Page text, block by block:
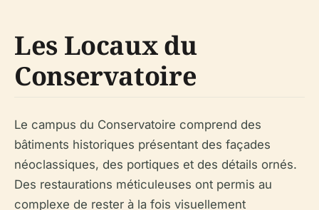
Les Locaux du
Conservatoire
Le campus du Conservatoire comprend des
bâtiments historiques présentant des façades
néoclassiques, des portiques et des détails ornés.
Des restaurations méticuleuses ont permis au
complexe de rester à la fois visuellement